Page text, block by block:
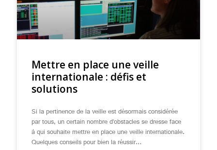
Mettre en place une veille
internationale : défis et
solutions
Si la pertinence de la veille est désormais considérée
par tous, un certain nombre d’obstacles se dresse face
à qui souhaite mettre en place une veille internationale.
Quelques conseils pour bien la réussir…